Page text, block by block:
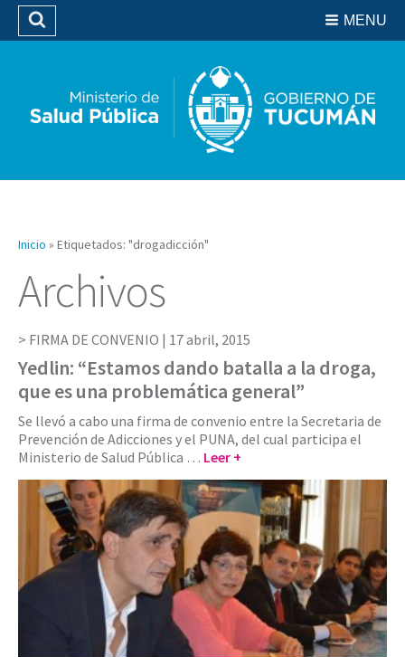
Biblioteca
MENU
Buscar
Inicio » Etiquetados: "drogadicción"
Archivos
FIRMA DE CONVENIO | 17 abril, 2015
Yedlin: “Estamos dando batalla a la droga,
que es una problemática general”
Se llevó a cabo una firma de convenio entre la Secretaria de
Prevención de Adicciones y el PUNA, del cual participa el
Ministerio de Salud Pública … Leer +